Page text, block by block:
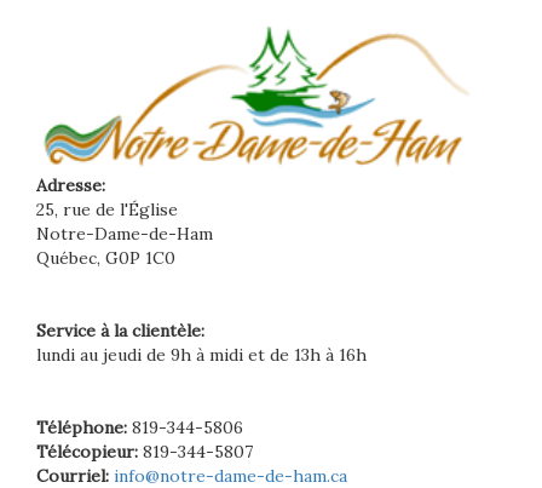
Adresse:
25, rue de l'Église
Notre-Dame-de-Ham
Québec, G0P 1C0
Service à la clientèle:
lundi au jeudi de 9h à midi et de 13h à 16h
Téléphone: 819-344-5806
Télécopieur: 819-344-5807
Courriel: info@notre-dame-de-ham.ca